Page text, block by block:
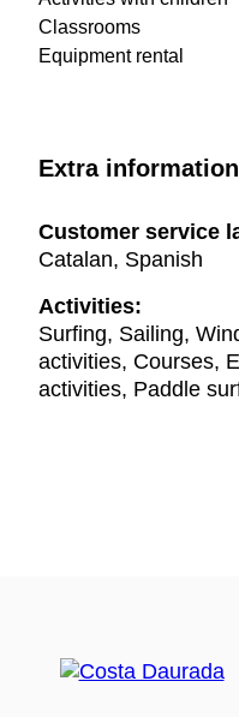
Classrooms
Equipment rental
Extra information
Customer service
Catalan, Spanish
Activities:
Surfing, Sailing,
activities, Courses,
activities, Paddle